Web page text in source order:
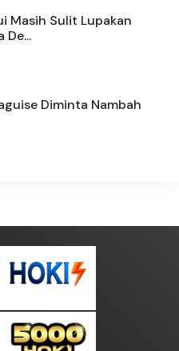
Masih Sulit Lupakan
De...
Diminta Nambah